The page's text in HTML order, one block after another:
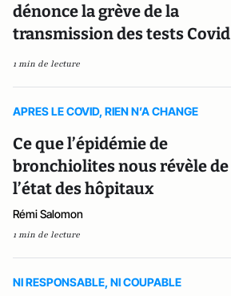
dénonce la grève de la
transmission des tests Covid
1 min de lecture
APRES LE COVID, RIEN N’A CHANGE
Ce que l’épidémie de
bronchiolites nous révèle de
l’état des hôpitaux
Rémi Salomon
1 min de lecture
NI RESPONSABLE, NI COUPABLE